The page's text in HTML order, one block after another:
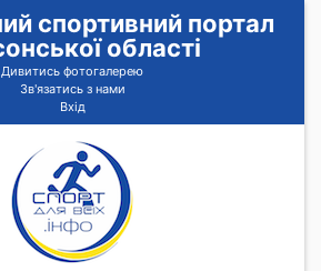
спортивний портал
області
Дивитись фотогалерею
Зв'язатись з нами
Вхід